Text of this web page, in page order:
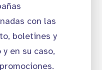
con las
boletines y
en su caso,